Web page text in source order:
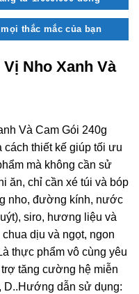
thắc mắc của bạn
Nho Xanh Và
Và Cam Gói 240g
cách thiết kế giúp tối ưu
mà không cần sử
ăn, chỉ cần xé túi và bóp
nho, đường kính, nước
siro, hương liệu và
dịu và ngọt, ngon
thực phẩm vô cùng yêu
tăng cường hệ miễn
D..Hướng dẫn sử dụng: